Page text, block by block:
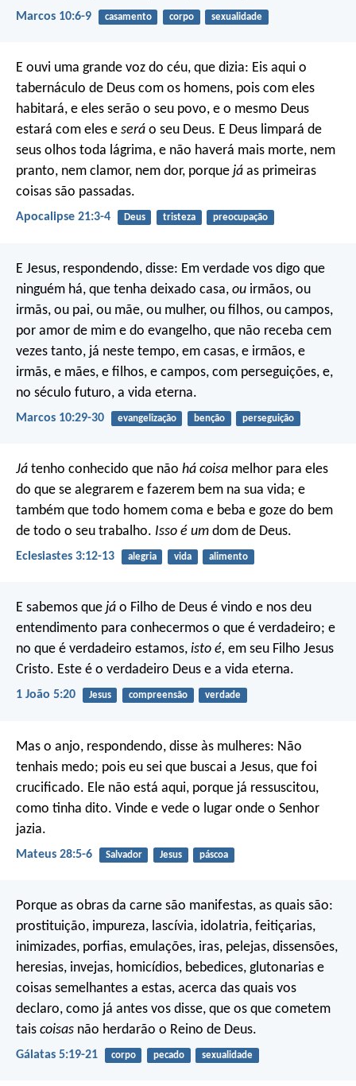
Marcos 10:6-9 casamento corpo sexualidade
E ouvi uma grande voz do céu, que dizia: Eis aqui o
tabernáculo de Deus com os homens, pois com eles
habitará, e eles serão o seu povo, e o mesmo Deus
estará com eles e será o seu Deus. E Deus limpará de
seus olhos toda lágrima, e não haverá mais morte, nem
pranto, nem clamor, nem dor, porque já as primeiras
coisas são passadas.
Apocalipse 21:3-4 Deus tristeza preocupação
E Jesus, respondendo, disse: Em verdade vos digo que
ninguém há, que tenha deixado casa, ou irmãos, ou
irmãs, ou pai, ou mãe, ou mulher, ou filhos, ou campos,
por amor de mim e do evangelho, que não receba cem
vezes tanto, já neste tempo, em casas, e irmãos, e
irmãs, e mães, e filhos, e campos, com perseguições, e,
no século futuro, a vida eterna.
Marcos 10:29-30 evangelização benção perseguição
Já tenho conhecido que não há coisa melhor para eles
do que se alegrarem e fazerem bem na sua vida; e
também que todo homem coma e beba e goze do bem
de todo o seu trabalho. Isso é um dom de Deus.
Eclesiastes 3:12-13 alegria vida alimento
E sabemos que já o Filho de Deus é vindo e nos deu
entendimento para conhecermos o que é verdadeiro; e
no que é verdadeiro estamos, isto é, em seu Filho Jesus
Cristo. Este é o verdadeiro Deus e a vida eterna.
1 João 5:20 Jesus compreensão verdade
Mas o anjo, respondendo, disse às mulheres: Não
tenhais medo; pois eu sei que buscai a Jesus, que foi
crucificado. Ele não está aqui, porque já ressuscitou,
como tinha dito. Vinde e vede o lugar onde o Senhor
jazia.
Mateus 28:5-6 Salvador Jesus páscoa
Porque as obras da carne são manifestas, as quais são:
prostituição, impureza, lascívia, idolatria, feitiçarias,
inimizades, porfias, emulações, iras, pelejas, dissensões,
heresias, invejas, homicídios, bebedices, glutonarias e
coisas semelhantes a estas, acerca das quais vos
declaro, como já antes vos disse, que os que cometem
tais coisas não herdarão o Reino de Deus.
Gálatas 5:19-21 corpo pecado sexualidade